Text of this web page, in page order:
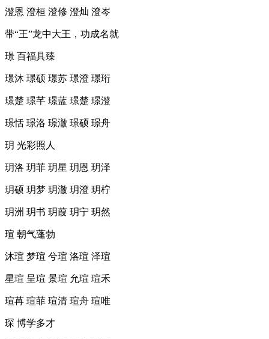
澄恩 澄桓 澄修 澄灿 澄岑
带“王”龙中大王，功成名就
璟 百福具臻
璟沐 璟硕 璟苏 璟澄 璟珩
璟楚 璟芊 璟蓝 璟楚 璟澄
璟恬 璟洛 璟澈 璟硕 璟舟
玥 光彩照人
玥洛 玥菲 玥星 玥恩 玥泽
玥硕 玥梦 玥澈 玥澄 玥柠
玥洲 玥书 玥葭 玥宁 玥然
瑄 朝气蓬勃
沐瑄 梦瑄 兮瑄 洛瑄 泽瑄
星瑄 呈瑄 景瑄 允瑄 瑄禾
瑄苒 瑄菲 瑄清 瑄舟 瑄唯
琛 博学多才